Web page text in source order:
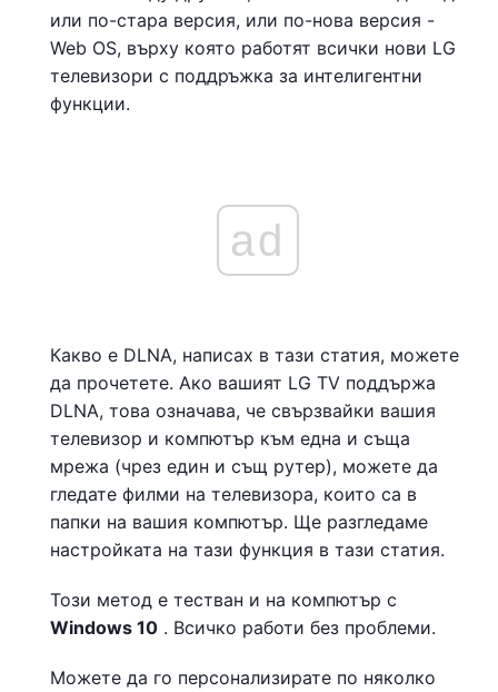
или по-стара версия, или по-нова версия -
Web OS, върху която работят всички нови LG
телевизори с поддръжка за интелигентни
функции.
ad
Какво е DLNA, написах в тази статия, можете
да прочетете. Ако вашият LG TV поддържа
DLNA, това означава, че свързвайки вашия
телевизор и компютър към една и съща
мрежа (чрез един и същ рутер), можете да
гледате филми на телевизора, които са в
папки на вашия компютър. Ще разгледаме
настройката на тази функция в тази статия.
Този метод е тестван и на компютър с
Windows 10 . Всичко работи без проблеми.
Можете да го персонализирате по няколко